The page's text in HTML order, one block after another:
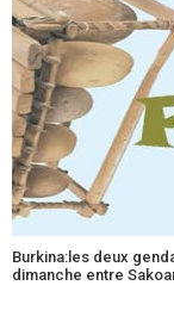
Burkina:les deux
dimanche entre